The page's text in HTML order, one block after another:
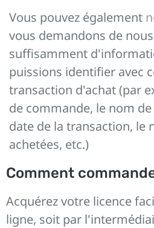
Vous pouvez également
vous demandons de
suffisamment
puissions identifier avec
transaction d'achat (par
de commande, le nom
date de la transaction, le
achetées, etc.)
Comment
Acquérez votre licence
ligne, soit par